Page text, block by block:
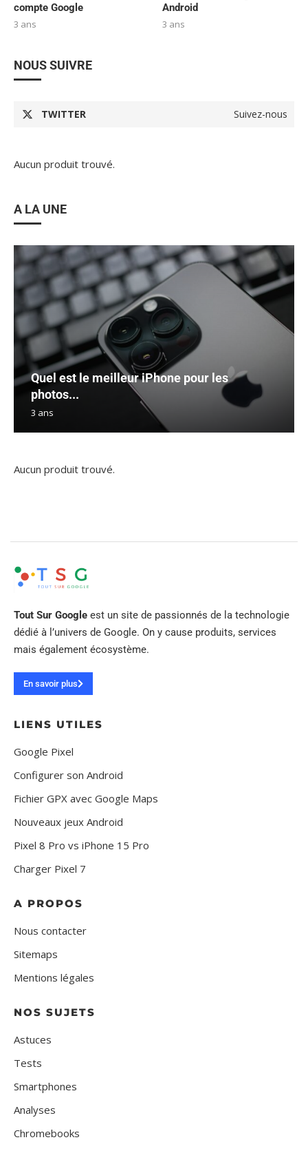
compte Google
3 ans
Android
3 ans
NOUS SUIVRE
TWITTER Suivez-nous
Aucun produit trouvé.
A LA UNE
Quel est le meilleur iPhone pour les
photos...
3 ans
Aucun produit trouvé.
Tout Sur Google est un site de passionnés de la technologie
dédié à l’univers de Google. On y cause produits, services
mais également écosystème.
En savoir plus
LIENS UTILES
Google Pixel
Configurer son Android
Fichier GPX avec Google Maps
Nouveaux jeux Android
Pixel 8 Pro vs iPhone 15 Pro
Charger Pixel 7
A PROPOS
Nous contacter
Sitemaps
Mentions légales
NOS SUJETS
Astuces
Tests
Smartphones
Analyses
Chromebooks